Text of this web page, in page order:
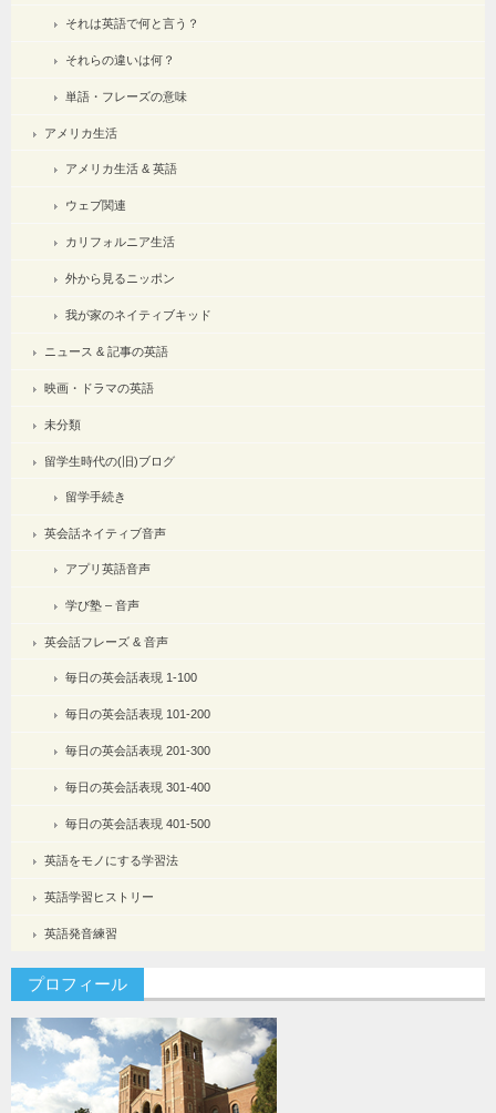
それは英語で何と言う？
それらの違いは何？
単語・フレーズの意味
アメリカ生活
アメリカ生活 & 英語
ウェブ関連
カリフォルニア生活
外から見るニッポン
我が家のネイティブキッド
ニュース & 記事の英語
映画・ドラマの英語
未分類
留学生時代の(旧)ブログ
留学手続き
英会話ネイティブ音声
アプリ英語音声
学び塾 – 音声
英会話フレーズ & 音声
毎日の英会話表現 1-100
毎日の英会話表現 101-200
毎日の英会話表現 201-300
毎日の英会話表現 301-400
毎日の英会話表現 401-500
英語をモノにする学習法
英語学習ヒストリー
英語発音練習
プロフィール